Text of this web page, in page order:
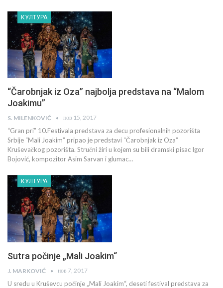
КУЛТУРА
“Čarobnjak iz Oza” najbolja predstava na “Malom
Joakimu”
S. MILENKOVIĆ нов 15, 2017
“Gran pri” 10.Festivala predstava za decu profesionalnih pozorišta
Srbije “Mali Joakim” pripao je predstavi “Čarobnjak iz Oza”
Kruševačkog pozorišta. Stručni žiri u kojem su bili dramski pisac Igor
Bojović, kompozitor Asim Sarvan i glumac…
КУЛТУРА
Sutra počinje „Mali Joakim“
J. MARKOVIĆ нов 7, 2017
U sredu u Kruševcu počinje „Mali Joakim“, deseti festival predstava za